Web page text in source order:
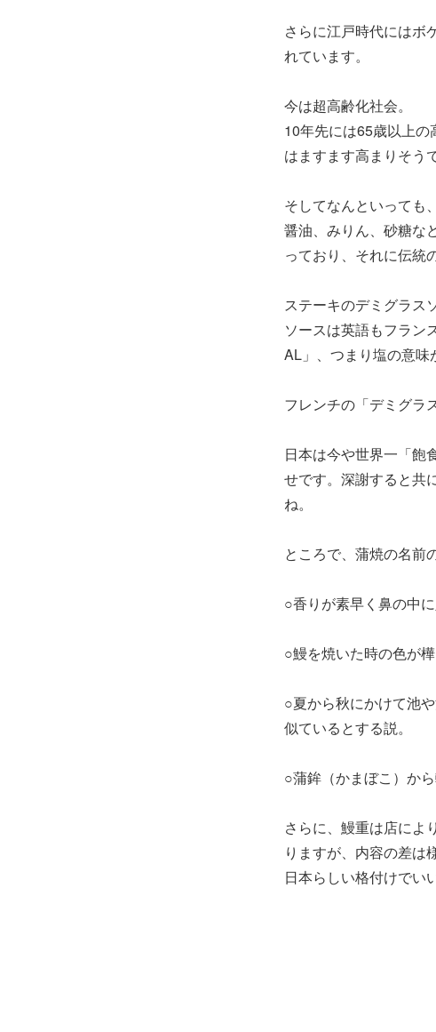
さらに江戸時代にはボ
れています。
今は超高齢化社会。
10年先には65歳以上
はますます高まりそう
そしてなんといっても
醤油、みりん、砂糖な
っており、それに伝統
ステーキのデミグラス
ソースは英語もフラン
AL」、つまり塩の意味
フレンチの「デミグラ
日本は今や世界一「飽
せです。深謝すると共
ね。
ところで、蒲焼の名前
○香りが素早く鼻の中
○鰻を焼いた時の色が
○夏から秋にかけて池
似ているとする説。
○蒲鉾（かまぼこ）から
さらに、鰻重は店によ
りますが、内容の差は
日本らしい格付けでい